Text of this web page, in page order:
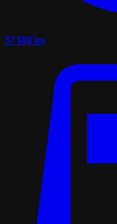
57 699 km